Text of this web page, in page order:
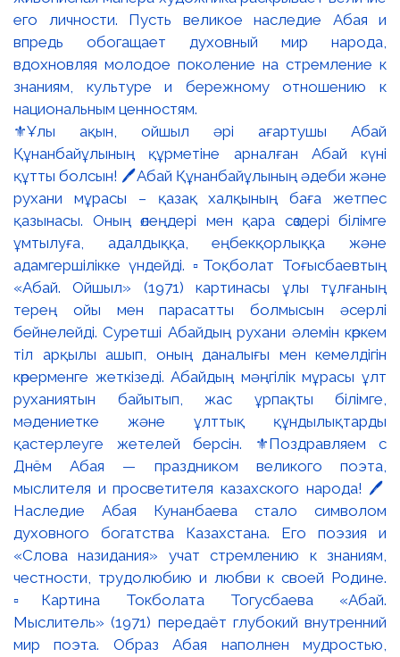
⚜️Ұлы ақын, ойшыл әрі ағартушы Абай
Құнанбайұлының құрметіне арналған Абай күні
құтты болсын! 🖊️Абай Құнанбайұлының әдеби және
рухани мұрасы – қазақ халқының баға жетпес
қазынасы. Оның өлеңдері мен қара сөздері білімге
ұмтылуға, адалдыққа, еңбекқорлыққа және
адамгершілікке үндейді. ▫️Тоқболат Тоғысбаевтың
«Абай. Ойшыл» (1971) картинасы ұлы тұлғаның
терең ойы мен парасатты болмысын әсерлі
бейнелейді. Суретші Абайдың рухани әлемін көркем
тіл арқылы ашып, оның даналығы мен кемелдігін
көрерменге жеткізеді. Абайдың мәңгілік мұрасы ұлт
руханиятын байытып, жас ұрпақты білімге,
мәдениетке және ұлттық құндылықтарды
қастерлеуге жетелей берсін. ⚜️Поздравляем с
Днём Абая — праздником великого поэта,
мыслителя и просветителя казахского народа! 🖊️
Наследие Абая Кунанбаева стало символом
духовного богатства Казахстана. Его поэзия и
«Слова назидания» учат стремлению к знаниям,
честности, трудолюбию и любви к своей Родине.
▫️Картина Токболата Тогусбаева «Абай.
Мыслитель» (1971) передаёт глубокий внутренний
мир поэта. Образ Абая наполнен мудростью,